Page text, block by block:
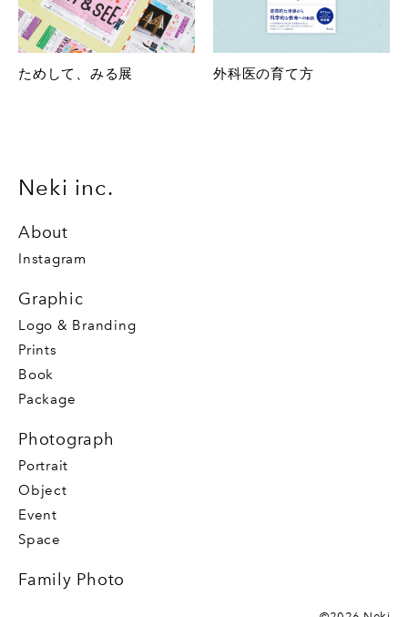
ためして、みる展 外科医の育て方
Neki inc.
About
Instagram
Graphic
Logo & Branding
Prints
Book
Package
Photograph
Portrait
Object
Event
Space
Family Photo